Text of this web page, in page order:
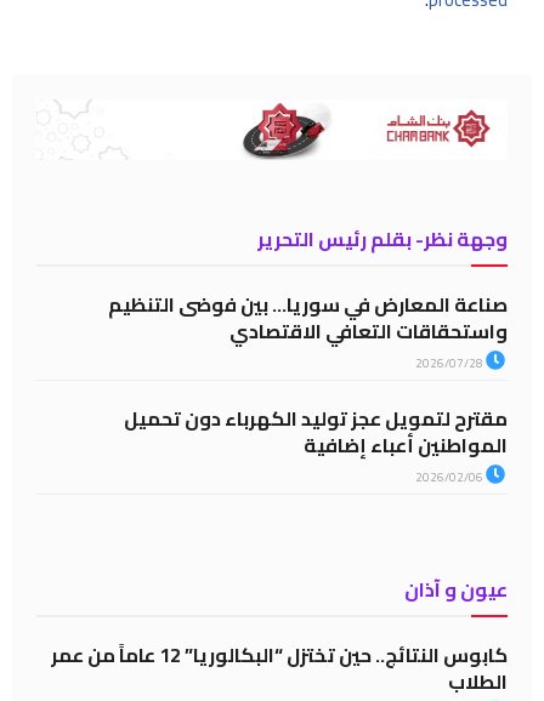
وجهة نظر- بقلم رئيس التحرير
صناعة المعارض في سوريا… بين فوضى التنظيم
واستحقاقات التعافي الاقتصادي
مقترح لتمويل عجز توليد الكهرباء دون تحميل
المواطنين أعباء إضافية
عيون و آذان
كابوس النتائج.. حين تختزل “البكالوريا” 12 عاماً من عمر
الطلاب